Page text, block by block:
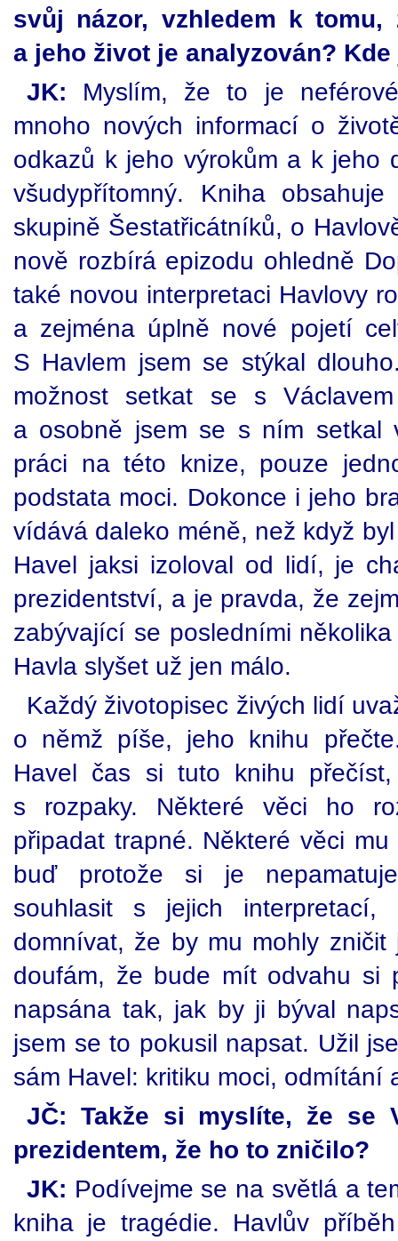
svůj názor, vzhledem k
a jeho život je analyzován?
JK: Myslím, že to je
mnoho nových informací o
odkazů k jeho výrokům a k jeho
všudypřítomný. Kniha
skupině Šestatřicátníků, o
nově rozbírá epizodu ohledně
také novou interpretaci Havlovy
a zejména úplně nové pojetí
S Havlem jsem se stýkal
možnost setkat se s
a osobně jsem se s ním setkal
práci na této knize, pouze
podstata moci. Dokonce i jeho
vídává daleko méně, než když
Havel jaksi izoloval od lidí, je
prezidentství, a je pravda, že
zabývající se posledními
Havla slyšet už jen málo.
Každý životopisec živých lidí
o němž píše, jeho knihu
Havel čas si tuto knihu
s rozpaky. Některé věci ho
připadat trapné. Některé věci
buď protože si je
souhlasit s jejich
domnívat, že by mu mohly zničit
doufám, že bude mít odvahu si
napsána tak, jak by ji býval
jsem se to pokusil napsat. Užil
sám Havel: kritiku moci, odmítání
JČ: Takže si myslíte, že se
prezidentem, že ho to zničilo?
JK: Podívejme se na světlá a
kniha je tragédie. Havlův